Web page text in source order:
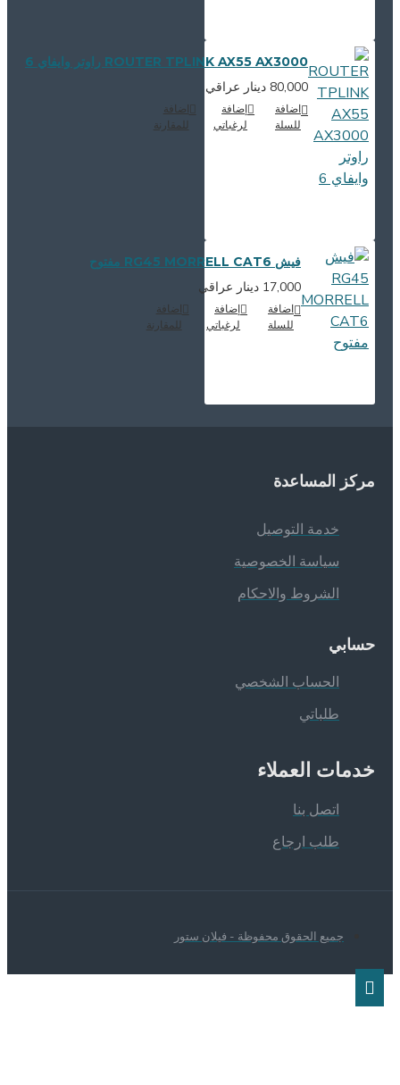
ROUTER TPLINK AX55 AX3000 راوتر وايفاي 6
80,000 دينار عراقي
اضافة
إضافة
لرغباتي
للمقارنة
فيش RG45 MORRELL CAT6 مفتوح
17,000 دينار عراقي
اضافة
إضافة
لرغباتي
للمقارنة
المساعدة
خدمة التوصيل
سياسة الخصوصية
الشروط والاحكام
الحساب الشخصي
طلباتي
العملاء
اتصل بنا
طلب ارجاع
جميع الحقوق محفوظة - فيلان ستور